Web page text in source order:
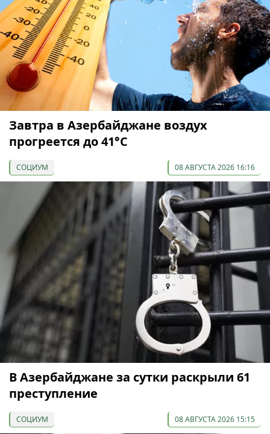
Завтра в Азербайджане воздух
прогреется до 41°С
СОЦИУМ 08 АВГУСТА 2026 16:16
В Азербайджане за сутки раскрыли 61
преступление
СОЦИУМ 08 АВГУСТА 2026 15:15